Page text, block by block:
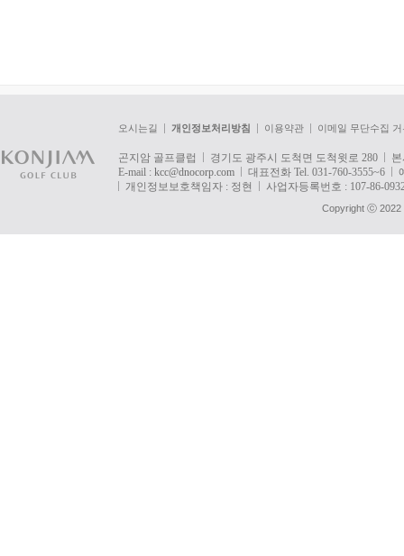
오시는길 개인정보처리방침 이용약관 이메일 무단수집 거
곤지암 골프클럽 경기도 광주시 도척면 도척윗로 280
E-mail : kcc@dnocorp.com 대표전화 Tel. 031-760-3555~6
개인정보보호책임자 : 정현
사업자등록번호 : 107-86-
Copyright ⓒ 2022